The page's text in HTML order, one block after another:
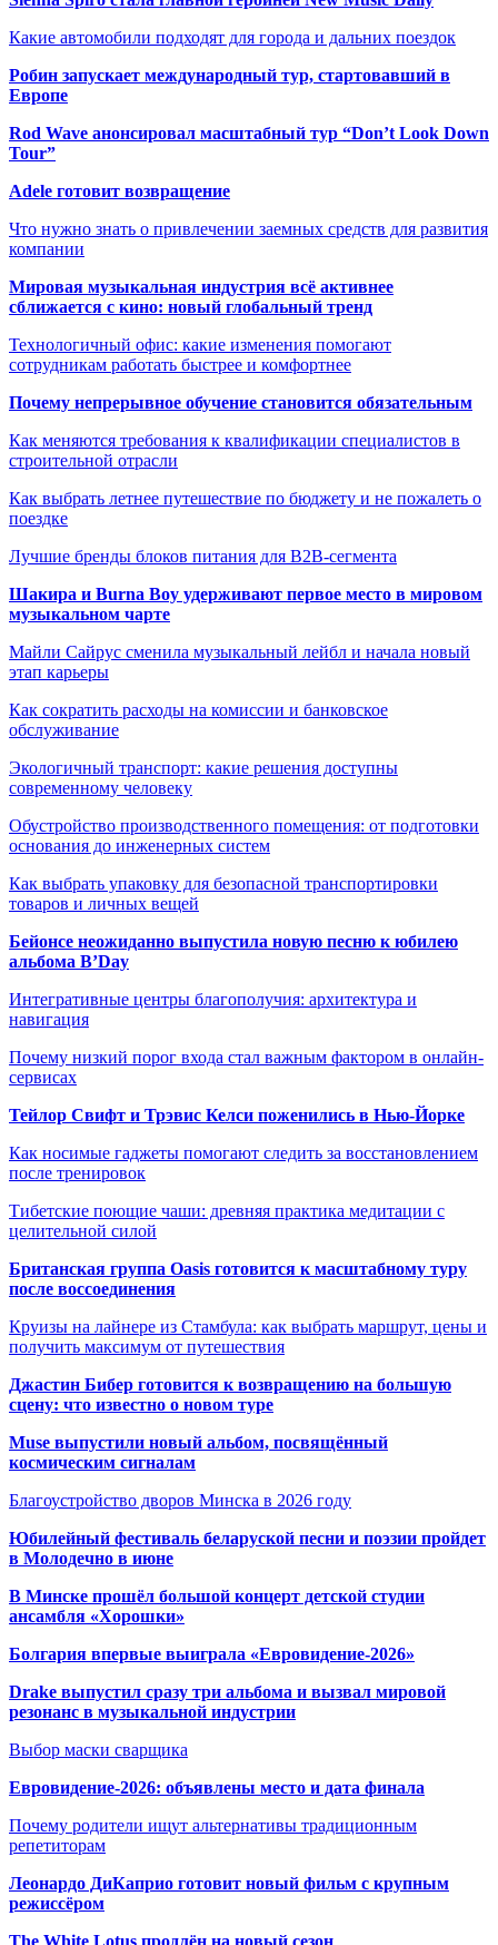
Какие автомобили подходят для города и дальних поездок
Робин запускает международный тур, стартовавший в
Европе
Rod Wave анонсировал масштабный тур “Don’t Look Down
Tour”
Adele готовит возвращение
Что нужно знать о привлечении заемных средств для развития
компании
Мировая музыкальная индустрия всё активнее
сближается с кино: новый глобальный тренд
Технологичный офис: какие изменения помогают
сотрудникам работать быстрее и комфортнее
Почему непрерывное обучение становится обязательным
Как меняются требования к квалификации специалистов в
строительной отрасли
Как выбрать летнее путешествие по бюджету и не пожалеть о
поездке
Лучшие бренды блоков питания для B2B-сегмента
Шакира и Burna Boy удерживают первое место в мировом
музыкальном чарте
Майли Сайрус сменила музыкальный лейбл и начала новый
этап карьеры
Как сократить расходы на комиссии и банковское
обслуживание
Экологичный транспорт: какие решения доступны
современному человеку
Обустройство производственного помещения: от подготовки
основания до инженерных систем
Как выбрать упаковку для безопасной транспортировки
товаров и личных вещей
Бейонсе неожиданно выпустила новую песню к юбилею
альбома B’Day
Интегративные центры благополучия: архитектура и
навигация
Почему низкий порог входа стал важным фактором в онлайн-
сервисах
Тейлор Свифт и Трэвис Келси поженились в Нью-Йорке
Как носимые гаджеты помогают следить за восстановлением
после тренировок
Тибетские поющие чаши: древняя практика медитации с
целительной силой
Британская группа Oasis готовится к масштабному туру
после воссоединения
Круизы на лайнере из Стамбула: как выбрать маршрут, цены и
получить максимум от путешествия
Джастин Бибер готовится к возвращению на большую
сцену: что известно о новом туре
Muse выпустили новый альбом, посвящённый
космическим сигналам
Благоустройство дворов Минска в 2026 году
Юбилейный фестиваль беларуской песни и поэзии пройдет
в Молодечно в июне
В Минске прошёл большой концерт детской студии
ансамбля «Хорошки»
Болгария впервые выиграла «Евровидение-2026»
Drake выпустил сразу три альбома и вызвал мировой
резонанс в музыкальной индустрии
Выбор маски сварщика
Евровидение-2026: объявлены место и дата финала
Почему родители ищут альтернативы традиционным
репетиторам
Леонардо ДиКаприо готовит новый фильм с крупным
режиссёром
The White Lotus продлён на новый сезон